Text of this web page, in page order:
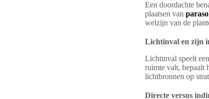
Een doordachte
plaatsen van
welzijn van de
Lichtinval en zijn
Lichtinval speelt
ruimte valt, bepaalt
lichtbronnen op
Directe versus